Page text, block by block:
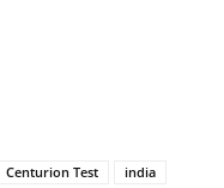
Centurion Test
india